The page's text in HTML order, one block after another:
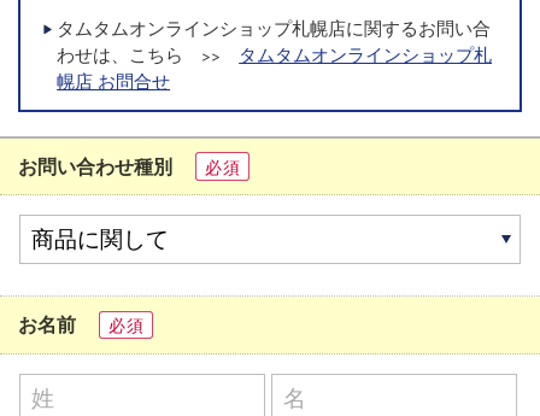
タムタムオンラインショップ札幌店に関するお問い合
わせは、こちら
>>
タムタムオンラインショップ札
幌店 お問合せ
お問い合わせ種別 必須
お名前 必須